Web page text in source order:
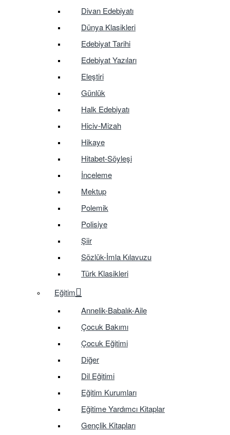
Divan Edebiyatı
Dünya Klasikleri
Edebiyat Tarihi
Edebiyat Yazıları
Eleştiri
Günlük
Halk Edebiyatı
Hiciv-Mizah
Hikaye
Hitabet-Söyleşi
İnceleme
Mektup
Polemik
Polisiye
Şiir
Sözlük-İmla Kılavuzu
Türk Klasikleri
Eğitim
Annelik-Babalık-Aile
Çocuk Bakımı
Çocuk Eğitimi
Diğer
Dil Eğitimi
Eğitim Kurumları
Eğitime Yardımcı Kitaplar
Gençlik Kitapları